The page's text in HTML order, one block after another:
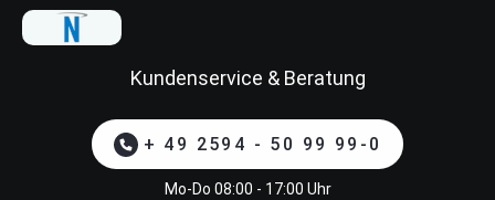
Kundenservice & Beratung
+ 49 2594 - 50 99 99-0
Mo-Do 08:00 - 17:00 Uhr